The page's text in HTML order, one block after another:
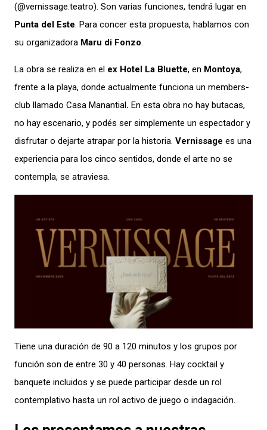
(@vernissage.teatro). Son varias funciones, tendrá lugar en
Punta del Este . Para concer esta propuesta, hablamos con
su organizadora Maru di Fonzo
La obra se realiza en el ex Hotel La Bluette, en Montoya,
frente a la playa, donde actualmente funciona un members-
club llamado Casa Manantial. En esta obra no hay butacas,
no hay escenario, y podés ser simplemente un espectador y
disfrutar o dejarte atrapar por la historia. Vernissage es una
experiencia para los cinco sentidos, donde el arte no se
contempla, se atraviesa.
Tiene una duración de 90 a 120 minutos y los grupos por
función son de entre 30 y 40 personas. Hay cocktail y
banquete incluidos y se puede participar desde un rol
contemplativo hasta un rol activo de juego o indagación.